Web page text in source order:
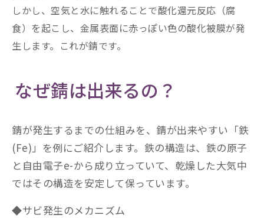
しかし、空気と水に触れることで酸化還元反応（腐
食）を起こし、金属表面に赤っぽい色の酸化被膜が発
生します。これが錆です。
なぜ錆は出来るの？
錆が発生するまでの仕組みを、錆が出来やすい「鉄
(Fe)」を例にご紹介します。鉄の構造は、鉄の原子
と自由電子e-から成り立っていて、乾燥した大気中
ではその構造を安定して保っています。
◆サビ発生のメカニズム